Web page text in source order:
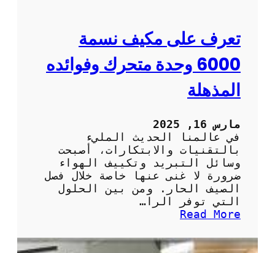
ف
ا
ا
ر
و
س
ه
و
ة
ي
ا
تعرف على مكيف نسمة
6000 وحدة متحرك وفوائده
المذهلة
مارس 16, 2025
في عالمنا الحديث المليء
بالتقنيات والابتكارات، أصبحت
وسائل التبريد وتكييف الهواء
ضرورة لا غنى عنها خاصة خلال فصل
الصيف الحار. ومن بين الحلول
التي توفر الرا…
Read More
ع